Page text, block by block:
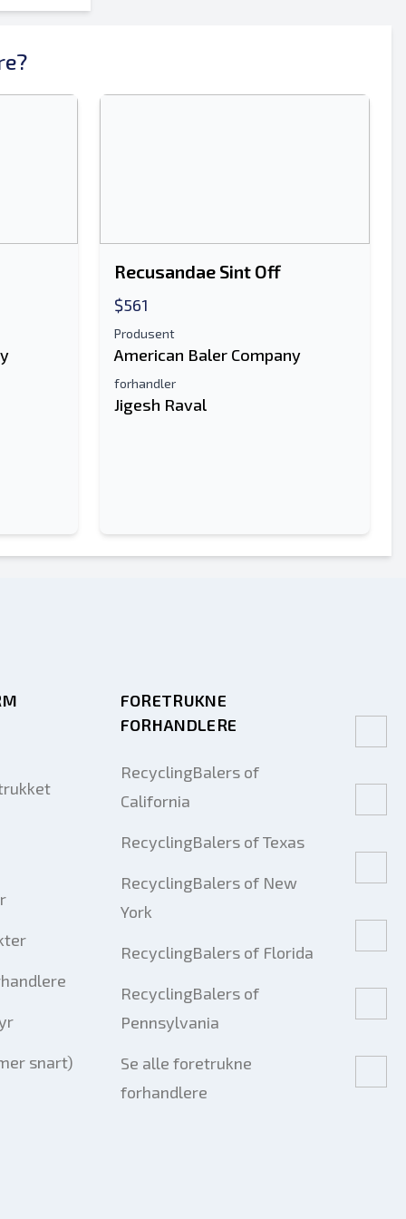
Recusandae Sint Off
$561
Produsent
American Baler Company
forhandler
Jigesh Raval
Sende
snart)
FORETRUKNE
FORHANDLERE
RecyclingBalers of
California
RecyclingBalers of Texas
RecyclingBalers of New
York
RecyclingBalers of Florida
RecyclingBalers of
Pennsylvania
Se alle foretrukne
forhandlere